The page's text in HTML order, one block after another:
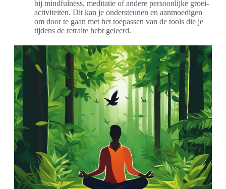
bij mindfulness, meditatie of andere persoonlijke groei-
activiteiten. Dit kan je ondersteunen en aanmoedigen
om door te gaan met het toepassen van de tools die je
tijdens de retraite hebt geleerd.